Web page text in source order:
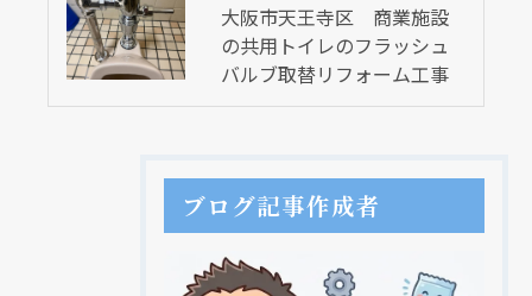
大阪市天王寺区 商業施設
の共用トイレのフラッシュ
バルブ取替リフォーム工事
ブログ記事作成者